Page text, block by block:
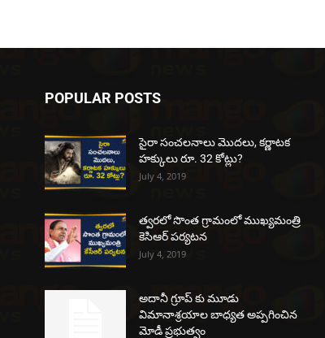
POPULAR POSTS
సైరా సంచలనాలు మొదలు, కర్ణాటక
హక్కులు రూ. 32 కోట్లు?
July 4, 2019
త్వరలో సొంత గ్రామంలో ముఖ్యమంత్రి
కెసిఆర్ పర్యటన
July 4, 2019
అదానీ గ్రూప్ కు మూడు
విమానాశ్రయాల బాధ్యత అప్పగించిన
మోడీ ప్రభుత్వం